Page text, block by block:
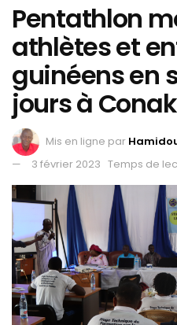
Pentathlon
athlètes et
guinéens en
jours à
Mis en ligne par
3 février 2023 Temps de